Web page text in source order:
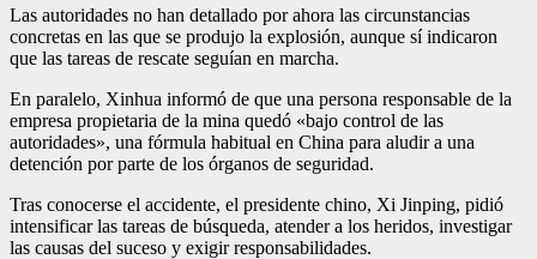
Las autoridades no han detallado por ahora las circunstancias
concretas en las que se produjo la explosión, aunque sí indicaron
que las tareas de rescate seguían en marcha.
En paralelo, Xinhua informó de que una persona responsable de la
empresa propietaria de la mina quedó «bajo control de las
autoridades», una fórmula habitual en China para aludir a una
detención por parte de los órganos de seguridad.
Tras conocerse el accidente, el presidente chino, Xi Jinping, pidió
intensificar las tareas de búsqueda, atender a los heridos, investigar
las causas del suceso y exigir responsabilidades.